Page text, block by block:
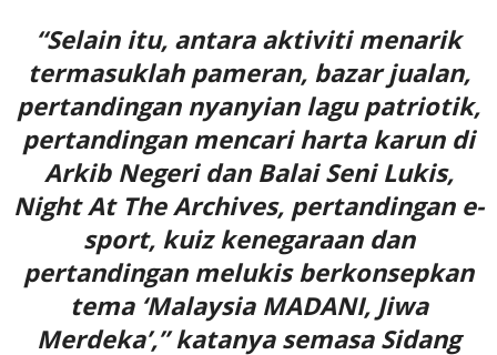
“Selain itu, antara aktiviti menarik
termasuklah pameran, bazar jualan,
pertandingan nyanyian lagu patriotik,
pertandingan mencari harta karun di
Arkib Negeri dan Balai Seni Lukis,
Night At The Archives, pertandingan e-
sport, kuiz kenegaraan dan
pertandingan melukis berkonsepkan
tema ‘Malaysia MADANI, Jiwa
Merdeka’,” katanya semasa Sidang